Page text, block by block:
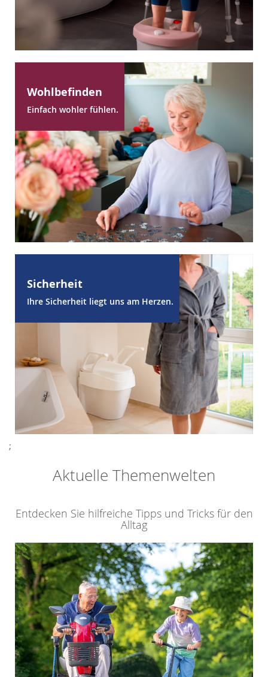
Wohlbefinden
Einfach wohler fühlen.
Sicherheit
Ihre Sicherheit liegt uns am Herzen.
;
Aktuelle Themenwelten
Entdecken Sie hilfreiche Tipps und Tricks für den
Alltag